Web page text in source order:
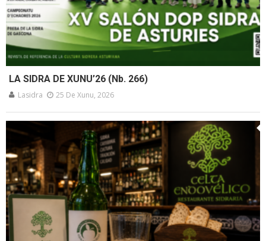
LA SIDRA DE XUNU’26 (Nb. 266)
Lasidra 25 De Xunu, 2026